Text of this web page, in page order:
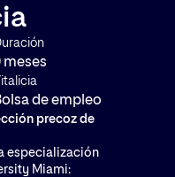
meses
de empleo
precoz de
especialización
Miami: